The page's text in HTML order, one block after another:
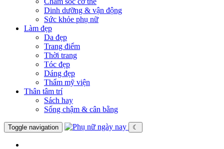
Dinh dưỡng & vận động
Sức khỏe phụ nữ
Làm đẹp
Da đẹp
Trang điểm
Thời trang
Tóc đẹp
Dáng đẹp
Thẩm mỹ viện
Thân tâm trí
Sách hay
Sống chậm & cân bằng
Toggle navigation ☾